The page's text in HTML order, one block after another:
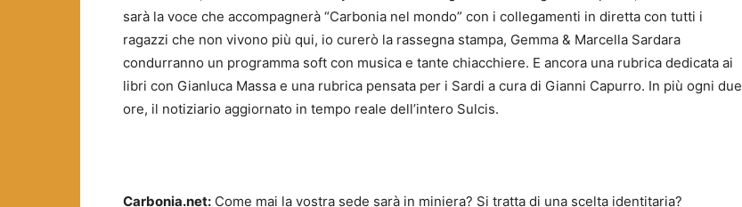
sarà la voce che accompagnerà “Carbonia nel mondo” con i collegamenti in diretta con tutti i
ragazzi che non vivono più qui, io curerò la rassegna stampa, Gemma & Marcella Sardara
condurranno un programma soft con musica e tante chiacchiere. E ancora una rubrica dedicata ai
libri con Gianluca Massa e una rubrica pensata per i Sardi a cura di Gianni Capurro. In più ogni due
ore, il notiziario aggiornato in tempo reale dell’intero Sulcis.
Carbonia.net: Come mai la vostra sede sarà in miniera? Si tratta di una scelta identitaria?